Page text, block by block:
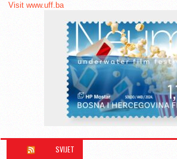
Visit www.uff.ba
SVIJET